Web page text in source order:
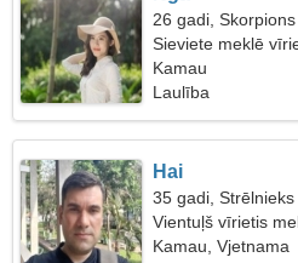
26 gadi, Skorpions
Sieviete meklē
Kamau
Laulība
Hai
35 gadi, Strēlnieks
Vientuļš vīrietis
Kamau, Vjetnama